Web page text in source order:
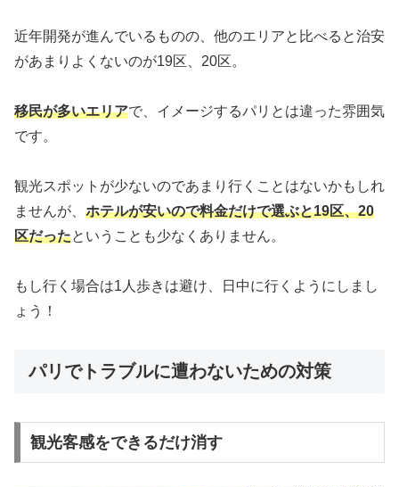
近年開発が進んでいるものの、他のエリアと比べると治安
があまりよくないのが19区、20区。
移民が多いエリアで、イメージするパリとは違った雰囲気
です。
観光スポットが少ないのであまり行くことはないかもしれ
ませんが、 ホテルが安いので料金だけで選ぶと19区、20
区だったということも少なくありません。
もし行く場合は1人歩きは避け、日中に行くようにしまし
ょう！
パリでトラブルに遭わないための対策
観光客感をできるだけ消す